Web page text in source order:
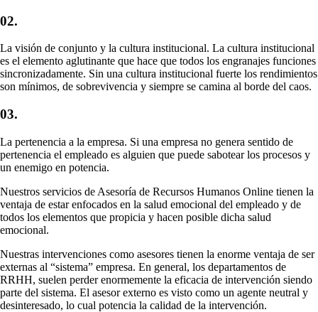
02.
La visión de conjunto y la cultura institucional. La cultura institucional
es el elemento aglutinante que hace que todos los engranajes funciones
sincronizadamente. Sin una cultura institucional fuerte los rendimientos
son mínimos, de sobrevivencia y siempre se camina al borde del caos.
03.
La pertenencia a la empresa. Si una empresa no genera sentido de
pertenencia el empleado es alguien que puede sabotear los procesos y
un enemigo en potencia.
Nuestros servicios de Asesoría de Recursos Humanos Online tienen la
ventaja de estar enfocados en la salud emocional del empleado y de
todos los elementos que propicia y hacen posible dicha salud
emocional.
Nuestras intervenciones como asesores tienen la enorme ventaja de ser
externas al “sistema” empresa. En general, los departamentos de
RRHH, suelen perder enormemente la eficacia de intervención siendo
parte del sistema. El asesor externo es visto como un agente neutral y
desinteresado, lo cual potencia la calidad de la intervención.